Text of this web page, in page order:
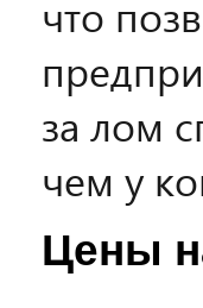
что
за лом
чем у
Цены